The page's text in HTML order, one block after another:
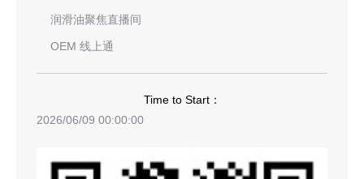
润滑油聚焦直播间
OEM 线上通
Time to Start：
2026/06/09 00:00:00